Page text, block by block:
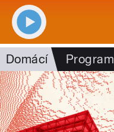
Domácí Program